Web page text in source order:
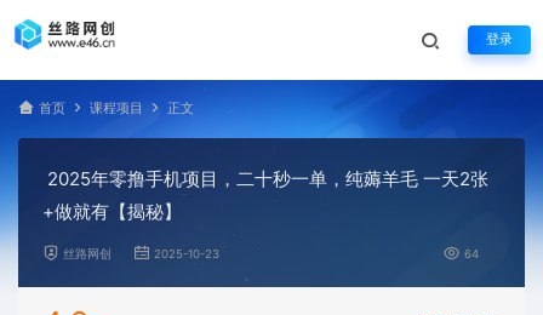
登录
首页 课程项目 正文
2025年零撸手机项目，二十秒一单，纯薅羊毛 一天2张
+做就有【揭秘】
丝路网创 2025-10-23 64